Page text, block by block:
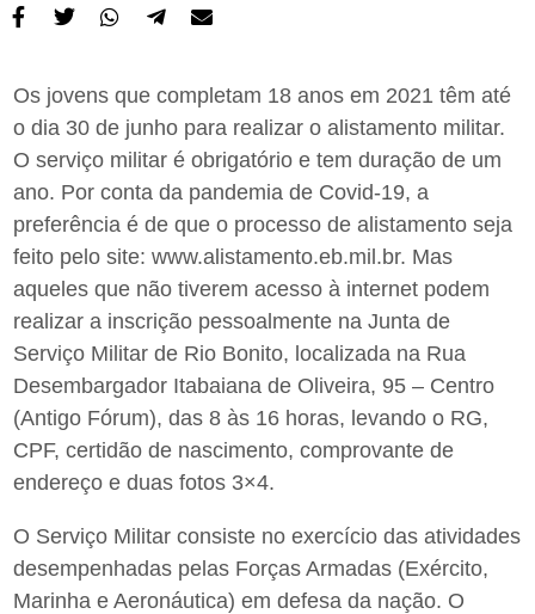
Os jovens que completam 18 anos em 2021 têm até
o dia 30 de junho para realizar o alistamento militar.
O serviço militar é obrigatório e tem duração de um
ano. Por conta da pandemia de Covid-19, a
preferência é de que o processo de alistamento seja
feito pelo site: www.alistamento.eb.mil.br. Mas
aqueles que não tiverem acesso à internet podem
realizar a inscrição pessoalmente na Junta de
Serviço Militar de Rio Bonito, localizada na Rua
Desembargador Itabaiana de Oliveira, 95 – Centro
(Antigo Fórum), das 8 às 16 horas, levando o RG,
CPF, certidão de nascimento, comprovante de
endereço e duas fotos 3×4.
O Serviço Militar consiste no exercício das atividades
desempenhadas pelas Forças Armadas (Exército,
Marinha e Aeronáutica) em defesa da nação. O